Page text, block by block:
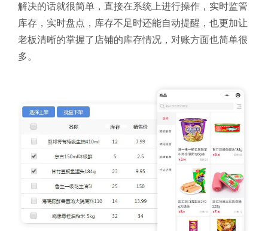
解决的话就很简单，直接在系统上进行操作，实时监管
库存，实时盘点，库存不足时还能自动提醒，也更加让
老板清晰的掌握了店铺的库存情况，对账方面也简单很
多。